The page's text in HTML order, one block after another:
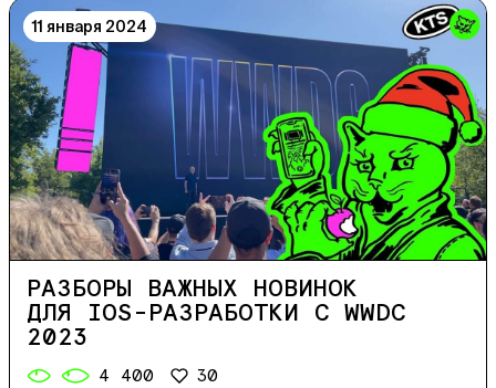
11 января 2024
РАЗБОРЫ ВАЖНЫХ НОВИНОК
ДЛЯ IOS-РАЗРАБОТКИ С WWDC
2023
4 400 30